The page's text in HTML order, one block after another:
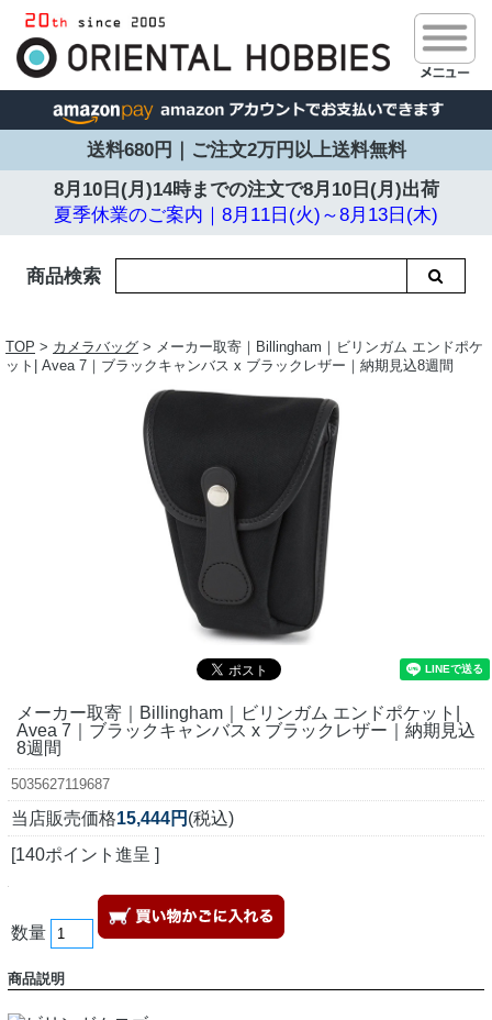
送料680円｜ご注文2万円以上送料無料
8月10日(月)14時までの注文で8月10日(月)出荷
夏季休業のご案内｜8月11日(火)～8月13日(木)
商品検索
TOP > カメラバッグ > メーカー取寄｜Billingham｜ビリンガム エンドポケ
ット| Avea 7｜ブラックキャンバス x ブラックレザー｜納期見込8週間
メーカー取寄｜Billingham｜ビリンガム エンドポケット|
Avea 7｜ブラックキャンバス x ブラックレザー｜納期見込
8週間
5035627119687
当店販売価格15,444円 (税込)
[140ポイント進呈 ]
数量
商品説明